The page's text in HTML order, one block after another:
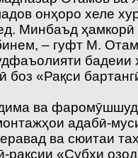
онҳоро хеле
Минбаъд
– гуфт М.
бадеии
«Рақси
ва
адабӣ-
ва сюитаи
«Субҳи